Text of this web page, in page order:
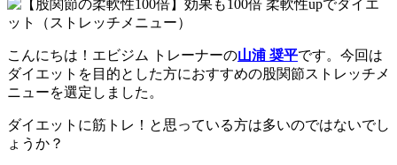
こんにちは！エビジム トレーナーの山浦 奨平です。今回は
ダイエットを目的とした方におすすめの股関節ストレッチメ
ニューを選定しました。
ダイエットに筋トレ！と思っている方は多いのではないでし
ょうか？